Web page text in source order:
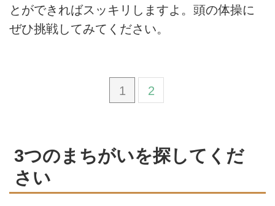
とができればスッキリしますよ。頭の体操に
ぜひ挑戦してみてください。
1 2
3つのまちがいを探してくだ
さい